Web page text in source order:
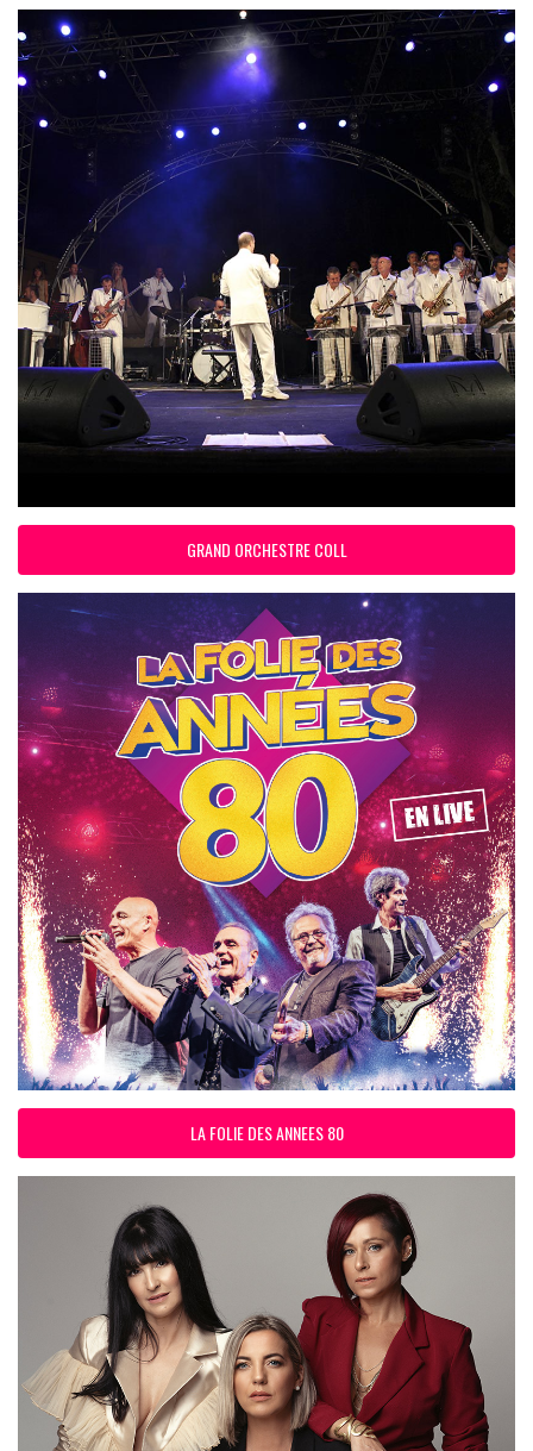
GRAND ORCHESTRE COLL
LA FOLIE DES ANNEES 80